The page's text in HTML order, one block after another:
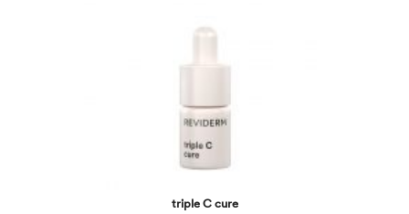
triple C cure